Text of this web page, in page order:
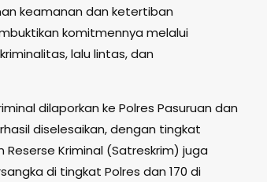
keamanan dan ketertiban
komitmennya melalui
lalu lintas, dan
dilaporkan ke Polres Pasuruan dan
diselesaikan, dengan tingkat
Kriminal (Satreskrim) juga
di tingkat Polres dan 170 di